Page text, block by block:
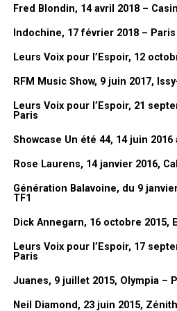
Dessin de Lionel Gédébé, Vernissage de
présenter en quelques mots ?
sur ces
toujours
que le
après il y
quand
remplace à TF1.
Fred Blondin, 14 avril 2018 –
Indochine, 17 février 2018 – Paris
Leurs Voix pour l’Espoir, 12
RFM Music Show, 9 juin 2017,
Leurs Voix pour l’Espoir, 21
Paris
Showcase Un été 44, 14 juin
Rose Laurens, 14 janvier 2016,
Génération Balavoine, du 9
TF1
Dick Annegarn, 16 octobre 2015,
Leurs Voix pour l’Espoir, 17
Paris
Juanes, 9 juillet 2015, Olympia –
Neil Diamond, 23 juin 2015,